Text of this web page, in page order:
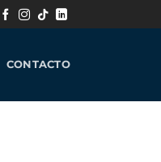
CONTACTO